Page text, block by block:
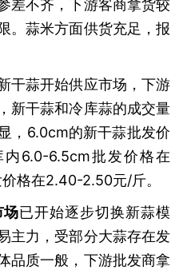
差不齐，下游客商拿货较
。蒜米方面供货充足，报
干蒜开始供应市场，下游
新干蒜和冷库蒜的成交量
，6.0cm的新干蒜批发价
6.0-6.5cm批发价格在
格在2.40-2.50元/斤。
场已开始逐步切换新蒜模
主力，受部分大蒜存在发
品质一般，下游批发商拿